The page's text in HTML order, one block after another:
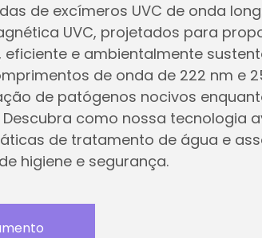
de excímeros UVC de onda
UVC, projetados para
e ambientalmente
de onda de 222 nm e
de patógenos nocivos
como nossa tecnologia
de tratamento de água e
higiene e segurança.